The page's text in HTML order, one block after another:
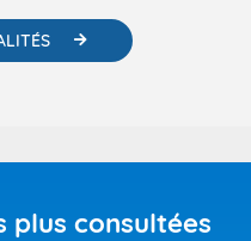
plus consultées